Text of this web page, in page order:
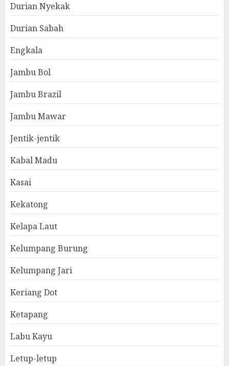
Durian Nyekak
Durian Sabah
Engkala
Jambu Bol
Jambu Brazil
Jambu Mawar
Jentik-jentik
Kabal Madu
Kasai
Kekatong
Kelapa Laut
Kelumpang Burung
Kelumpang Jari
Keriang Dot
Ketapang
Labu Kayu
Letup-letup